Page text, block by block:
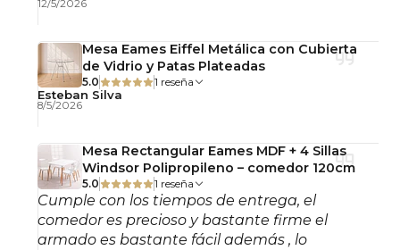
materiales reconocidos por su resistencia,
estabilidad y estética natural.
manteniendo firmeza, comodidad y durabilidad
en el tiempo.
Detalles del Producto
12/5/2026
Mesa Eames Eiffel Metálica con Cubierta
de Vidrio y Patas Plateadas
5.0 1 reseña
Esteban Silva
8/5/2026
Mesa Rectangular Eames MDF + 4 Sillas
Windsor Polipropileno – comedor 120cm
5.0 1 reseña
Cumple con los tiempos de entrega, el
comedor es precioso y bastante firme el
armado es bastante fácil además , lo